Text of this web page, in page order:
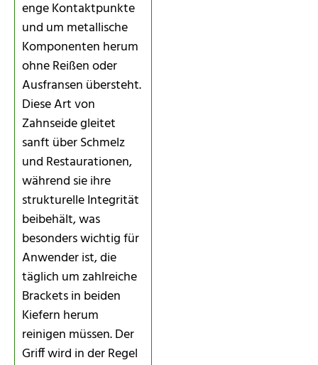
enge Kontaktpunkte
und um metallische
Komponenten herum
ohne Reißen oder
Ausfransen übersteht.
Diese Art von
Zahnseide gleitet
sanft über Schmelz
und Restaurationen,
während sie ihre
strukturelle Integrität
beibehält, was
besonders wichtig für
Anwender ist, die
täglich um zahlreiche
Brackets in beiden
Kiefern herum
reinigen müssen. Der
Griff wird in der Regel